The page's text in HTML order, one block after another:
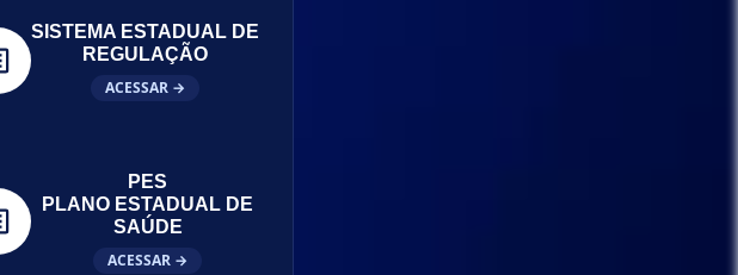
SISTEMA ESTADUAL DE
REGULAÇÃO
ACESSAR →
PES
PLANO ESTADUAL DE
SAÚDE
ACESSAR →